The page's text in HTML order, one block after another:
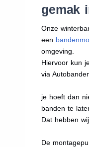
gemak
Onze
een
omgeving.
Hiervoor kun
via
je hoeft dan
banden te
Dat hebben
De